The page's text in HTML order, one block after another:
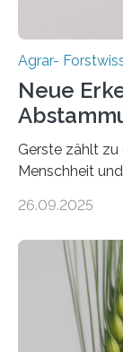
Agrar-
Neue
Gerste zählt
Menschheit
einzigen Ort
Instituts für
Gerste aus
sogenannten
ist. Sie besitzt
26.09.2025